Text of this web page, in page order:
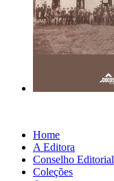
Home
A Editora
Conselho Editorial
Coleções